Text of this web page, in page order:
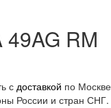
RM
с доставкой по Москве
России и стран СНГ.